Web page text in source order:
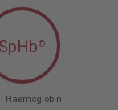
SpHb®
Haemoglobin